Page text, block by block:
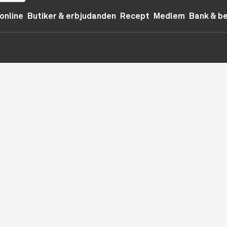
Butiker & erbjudanden Recept Medlem Bank &